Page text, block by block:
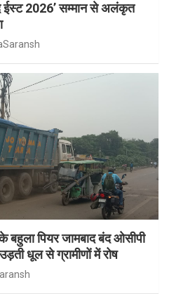
ईस्ट 2026’ सम्मान से अलंकृत
बहुला पियर जामबाद बंद ओसीपी
धूल से ग्रामीणों में रोष